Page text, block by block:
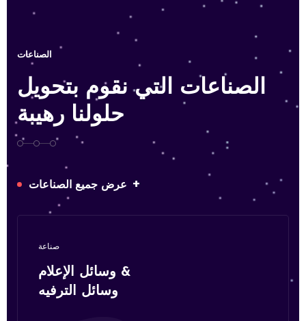
الصناعات
الصناعات التي نقوم بتحويل
حلولنا رهيبة
عرض جميع الصناعات +
صناعة
وسائل الإعلام &
وسائل الترفيه